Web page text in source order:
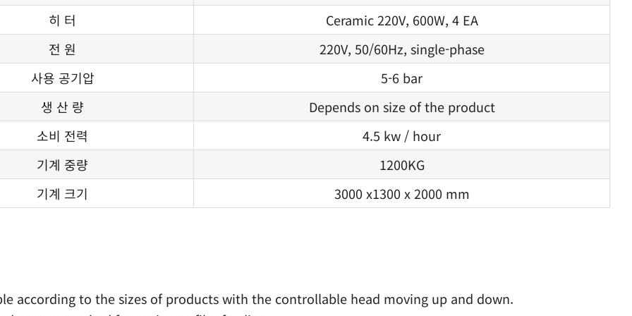
히 터
Ceramic 220V, 600W, 4 EA
전 원
220V, 50/60Hz, single-phase
사용 공기압
5-6 bar
생 산 량
Depends on size of the product
소비 전력
4.5 kw / hour
기계 중량
1200KG
기계 크기
3000 x1300 x 2000 mm
according to the sizes of products with the controllable head moving up and down.